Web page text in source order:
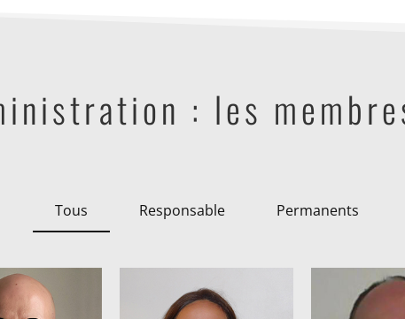
: les
Tous Responsable Permanents